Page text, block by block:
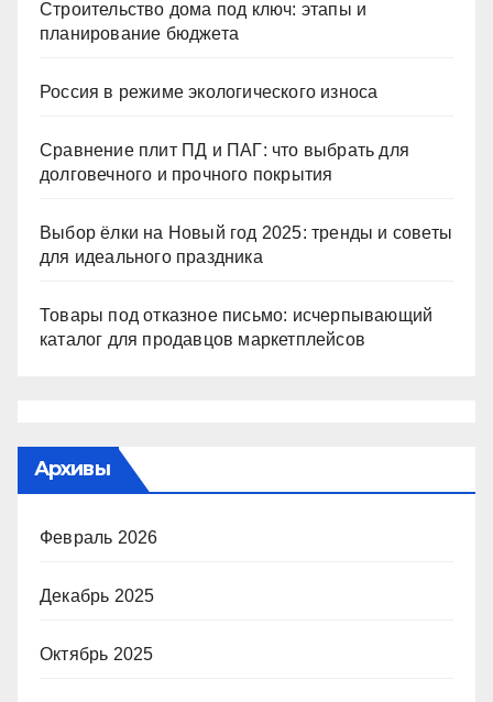
Строительство дома под ключ: этапы и
планирование бюджета
Россия в режиме экологического износа
Сравнение плит ПД и ПАГ: что выбрать для
долговечного и прочного покрытия
Выбор ёлки на Новый год 2025: тренды и советы
для идеального праздника
Товары под отказное письмо: исчерпывающий
каталог для продавцов маркетплейсов
Архивы
Февраль 2026
Декабрь 2025
Октябрь 2025